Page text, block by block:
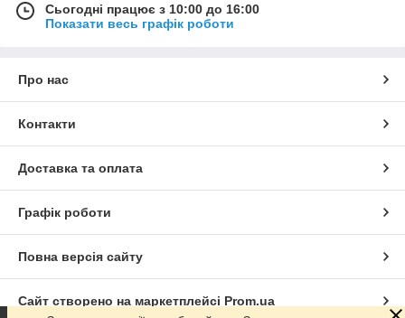
Сьогодні працює з 10:00 до 16:00
Показати весь графік роботи
Про нас
Контакти
Доставка та оплата
Графік роботи
Повна версія сайту
Сайт створено на маркетплейсі Prom.ua